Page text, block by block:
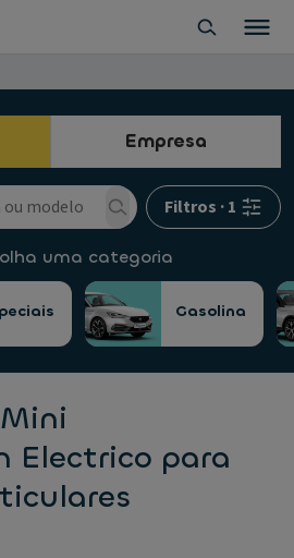
Empresa
Filtros ·1
uma categoria
Gasolina
Electrico para